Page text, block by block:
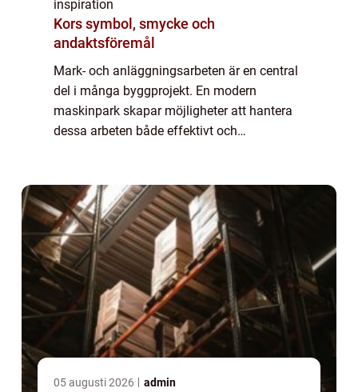
inspiration
Kors symbol, smycke och
andaktsföremål
Mark- och anläggningsarbeten är en central
del i många byggprojekt. En modern
maskinpark skapar möjligheter att hantera
dessa arbeten både effektivt och
05 augusti 2026 admin